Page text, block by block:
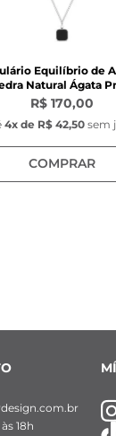
Equilíbrio de
Natural Ágata
R$ 170,00
4x de R$ 42,50 sem
COMPRAR
18h